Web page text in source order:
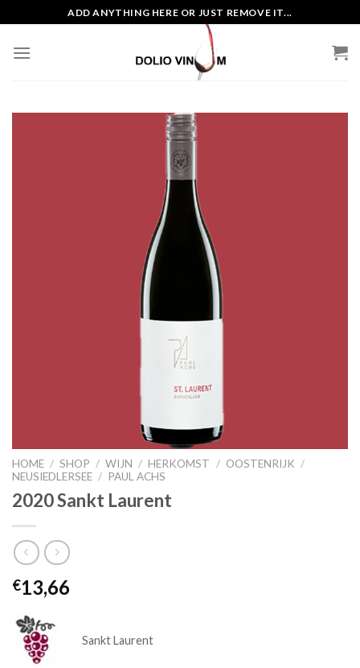
to
content
ADD ANYTHING HERE OR JUST REMOVE IT...
HOME / SHOP / WIJN / HERKOMST / OOSTENRIJK /
NEUSIEDLERSEE / PAUL ACHS
2020 Sankt Laurent
€13,66
Sankt Laurent